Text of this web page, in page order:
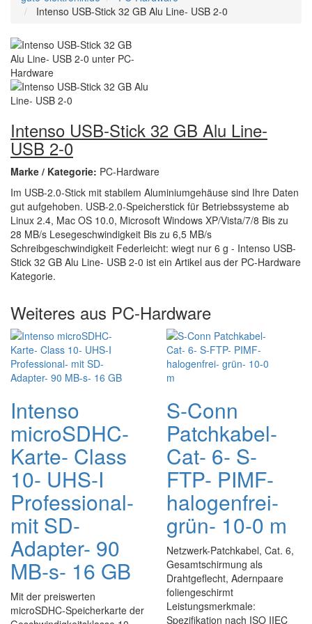
Intenso USB-Stick 32 GB Alu Line- USB 2-0
Intenso USB-Stick 32 GB Alu Line-
USB 2-0
Marke / Kategorie: PC-Hardware
Im USB-2.0-Stick mit stabilem Aluminiumgehäuse sind Ihre Daten
gut aufgehoben. USB-2.0-Speicherstick für Betriebssysteme ab
Linux 2.4, Mac OS 10.0, Microsoft Windows XP/Vista/7/8 Bis zu
28 MB/s Lesegeschwindigkeit Bis zu 6,5 MB/s
Schreibgeschwindigkeit Federleicht: wiegt nur 6 g - Intenso USB-
Stick 32 GB Alu Line- USB 2-0 ist ein Artikel aus der PC-Hardware
Kategorie.
Weiteres aus PC-Hardware
Intenso
microSDHC-
Karte- Class
10- UHS-I
Professional-
mit SD-
Adapter- 90
MB-s- 16 GB
Mit der preiswerten
microSDHC-Speicherkarte der
S-Conn
Patchkabel-
Cat- 6- S-
FTP- PIMF-
halogenfrei-
grün- 10-0 m
Netzwerk-Patchkabel, Cat. 6,
Gesamtschirmung als
Drahtgeflecht, Adernpaare
foliengeschirmt
Leistungsmerkmale:
Spezifikation nach ISO IIEC